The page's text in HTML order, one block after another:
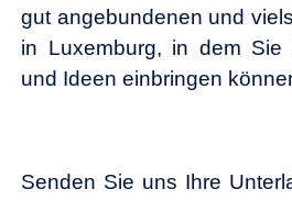
gut angebundenen und
in Luxemburg, in dem Sie
und Ideen einbringen
Senden Sie uns Ihre